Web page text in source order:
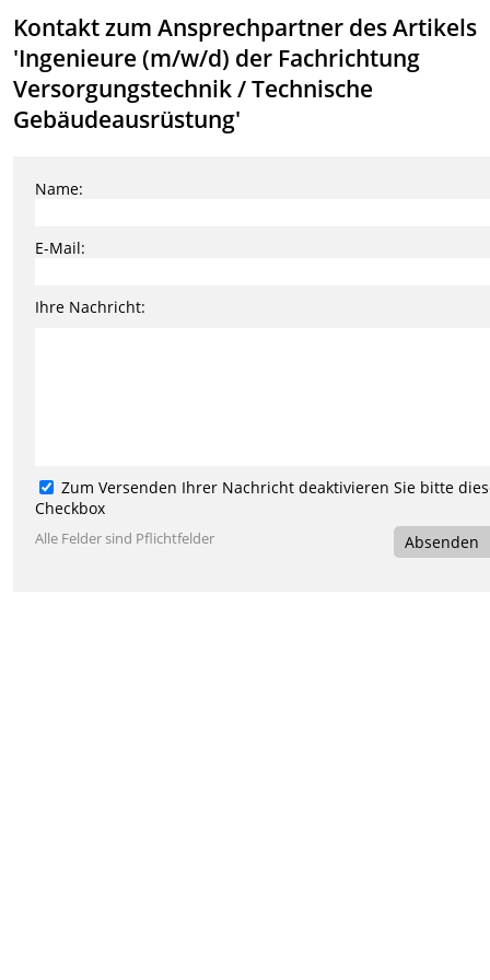
Kontakt zum Ansprechpartner des Artikels
'Ingenieure (m/w/d) der Fachrichtung
Versorgungstechnik / Technische
Gebäudeausrüstung'
Name:
E-Mail:
Ihre Nachricht:
Zum Versenden Ihrer Nachricht deaktivieren Sie bitte
Checkbox
Alle Felder sind Pflichtfelder Absenden